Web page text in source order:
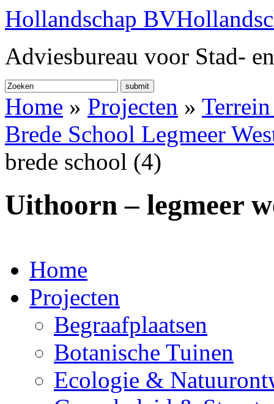
Hollandschap BV
Adviesbureau voor Stad-
submit
Home » Projecten »
Brede School Legmeer
brede school (4)
Uithoorn – legmeer
Home
Projecten
Begraafplaatsen
Botanische Tuinen
Ecologie &